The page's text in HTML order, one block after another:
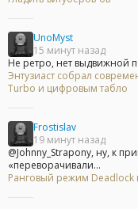
UnoMyst
15 минут назад
Не ретро, нет выдвижной
Энтузиаст собрал
Turbo и цифровым табло
Frostislav
19 минут назад
@Johnny_Strapony, ну, к
«переворачивали...
Ранговый режим Deadlock